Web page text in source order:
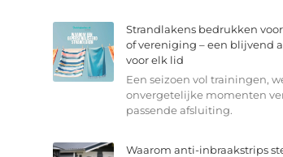
Strandlakens bedrukken
of vereniging – een blijvend
voor elk lid
Een seizoen vol trainingen,
onvergetelijke momenten
passende afsluiting.
Waarom anti-inbraakstrips